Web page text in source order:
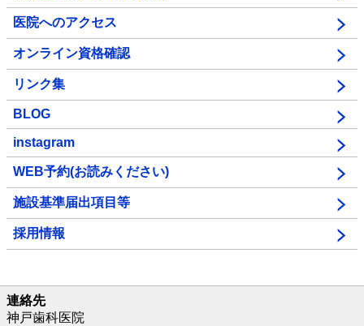
医院へのアクセス
オンライン資格確認
リンク集
BLOG
instagram
WEB予約(お読みください)
施設基準届出項目等
採用情報
連絡先
神戸歯科医院